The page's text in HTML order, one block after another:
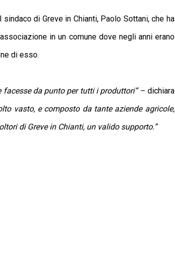
di Greve in Chianti, Paolo Sottani, che ha
in un comune dove negli anni erano
di esso.
facesse da punto per tutti i produttori” – dichiara
vasto, e composto da tante aziende agricole,
di Greve in Chianti, un valido supporto.”